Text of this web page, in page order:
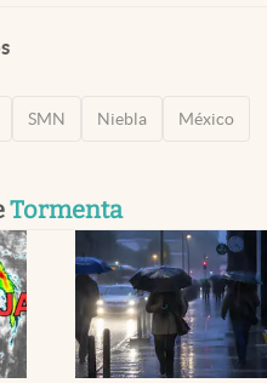
SMN Niebla México
Tormenta